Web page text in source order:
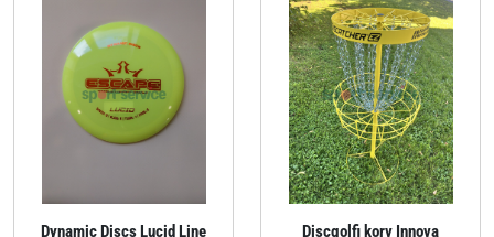
Dynamic Discs Lucid Line
Discgolfi korv Innova